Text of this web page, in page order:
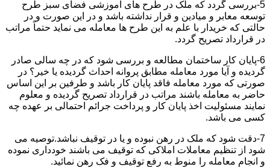
5-بررسی گردد که ملک در طرح های آموزشی فضای سبز طرح
توسعه معابر و میادین و قرار نداشته باشد و در این صورت و در
حالتی که خریدار با علم به این طرح ها معامله می نماید حتماً مراتب
در قرارداد تصریح گردد.
6-پایان کار ساختمان مطالعه و بررسی شود که در چه سالی صادر
گردیده و آیا مورد معامله مطابق پروانه احداث گردیده یا خیر؟ در
صورتی که مورد معامله فاقد پایان کار باشد و طرفین بر این اساس
حاضر به معامله باشند مراتب در قرارداد تصریح گردیده و معلوم
نمایند مسئولیت اخذ پایان کار و پرداخت جرائم احتمالی بر عهده چه
کسی می باشد.
7-دقت شود که ملک در رهن نبوده و یا در توقیف نباشد.توصیه می
شود از تنظیم معاملات املاکی که توقیف می باشند خودداری نموده
و انجام معامله را منوط به رفع توقیف و فک رهن نمائید.